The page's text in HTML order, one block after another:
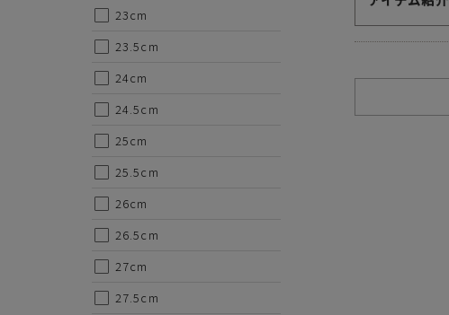
23cm
23.5cm
24cm
24.5cm
25cm
25.5cm
26cm
26.5cm
27cm
27.5cm
ご注意事項
・セール/アウトレット商品の交換・返品は原則としてご遠慮願い
・掲載されております商品の色はPCモニターにより色目に相違が
・仕様および外観・価格は予告なく変更されることがあります。予
・当オンラインストアと実店舗では、一部商品にて割引率が異なり
・ご試着につきましては必ず屋内でお願いします。